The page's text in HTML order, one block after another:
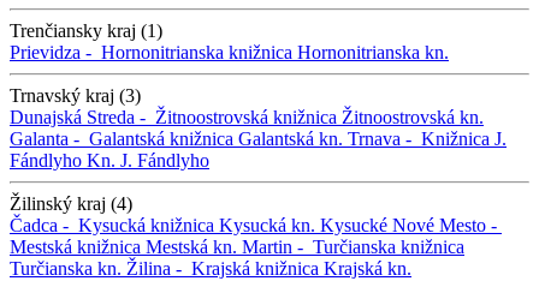
Trenčiansky kraj (1)
Prievidza - Hornonitrianska knižnica Hornonitrianska kn.
Trnavský kraj (3)
Dunajská Streda - Žitnoostrovská knižnica Žitnoostrovská kn.
Galanta - Galantská knižnica Galantská kn. Trnava - Knižnica J.
Fándlyho Kn. J. Fándlyho
Žilinský kraj (4)
Čadca - Kysucká knižnica Kysucká kn. Kysucké Nové Mesto -
Mestská knižnica Mestská kn. Martin - Turčianska knižnica
Turčianska kn. Žilina - Krajská knižnica Krajská kn.